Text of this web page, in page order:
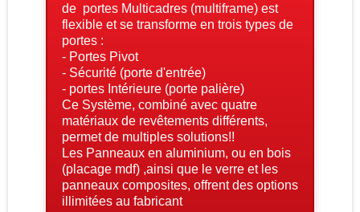
de portes Multicadres (multiframe) est
flexible et se transforme en trois types de
portes :
- Portes Pivot
- Sécurité (porte d'entrée)
- portes Intérieure (porte palière)
Ce Système, combiné avec quatre
matériaux de revêtements différents,
permet de multiples solutions!!
Les Panneaux en aluminium, ou en bois
(placage mdf) ,ainsi que le verre et les
panneaux composites, offrent des options
illimitées au fabricant